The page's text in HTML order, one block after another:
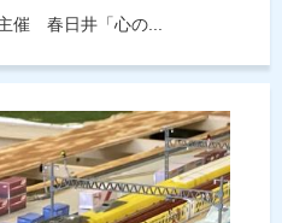
心の...